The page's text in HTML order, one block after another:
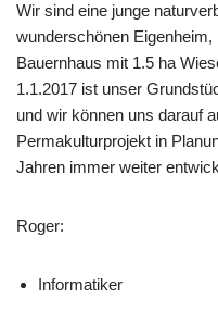
Wir sind eine junge
wunderschönen
Bauernhaus mit 1.5 ha
1.1.2017 ist unser
und wir können uns darauf
Permakulturprojekt in
Jahren immer weiter
Roger:
Informatiker